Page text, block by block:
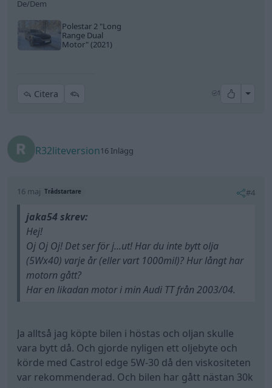
De/Dem
Polestar 2 "Long
Range Dual
Motor"(2021)
Citera 1 All
R32liteversion16 Inlägg
16 maj Trådstartare #4
jaka54 skrev:
Hej!
Oj Oj Oj! Det ser för j...ut! Har du inte bytt olja
(5Wx40) varje år (eller vart 1000mil)? Hur långt har
motorn gått?
Har en likadan motor i min Audi TT från 2003/04.
Ja alltså jag köpte bilen i höstas och oljan skulle
vara bytt då. Och gjorde nyligen ett oljebyte och
körde med Castrol edge 5W-30 då den viskositeten
var rekommenderad. Och bilen har gått nästan 30k